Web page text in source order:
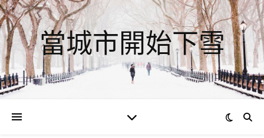
當城市開始下雪